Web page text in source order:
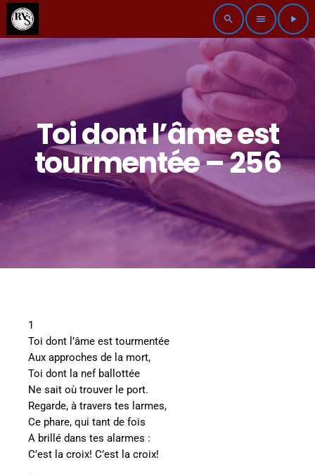
search menu play_arrow
Toi dont l’âme est
tourmentée – 256
1
Toi dont l’âme est tourmentée
Aux approches de la mort,
Toi dont la nef ballottée
Ne sait où trouver le port.
Regarde, à travers tes larmes,
Ce phare, qui tant de fois
A brillé dans tes alarmes :
C’est la croix! C’est la croix!